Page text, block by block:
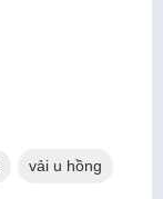
vải u hồng